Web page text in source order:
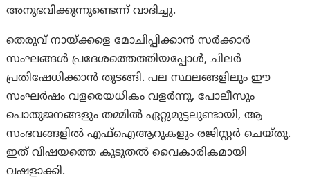
അനുഭവിക്കുന്നുണ്ടെന്ന് വാദിച്ചു.
തെരുവ് നായ്ക്കളെ മോചിപ്പിക്കാൻ സർക്കാർ
സംഘങ്ങൾ പ്രദേശത്തെത്തിയപ്പോൾ, ചിലർ
പ്രതിഷേധിക്കാൻ തുടങ്ങി. പല സ്ഥലങ്ങളിലും ഈ
സംഘർഷം വളരെയധികം വളർന്നു, പോലീസും
പൊതുജനങ്ങളും തമ്മിൽ ഏറ്റുമുട്ടലുണ്ടായി, ആ
സംഭവങ്ങളിൽ എഫ്‌ഐആറുകളും രജിസ്റ്റർ ചെയ്തു.
ഇത് വിഷയത്തെ കൂടുതൽ വൈകാരികമായി
വഷളാക്കി.